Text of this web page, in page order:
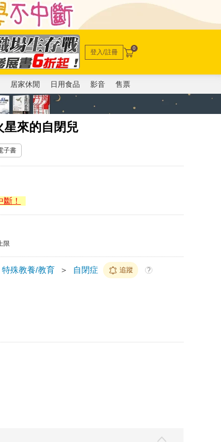
登入/註冊 0
居家休閒 日用食品 影音 售票
星來的自閉兒
子書
！
限
特殊教養/教育 ＞ 自閉症 追蹤 ?